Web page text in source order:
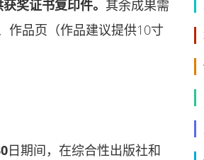
奖证书复印件。 其余成果需
作品页（作品建议提供10寸
日期间，在综合性出版社和